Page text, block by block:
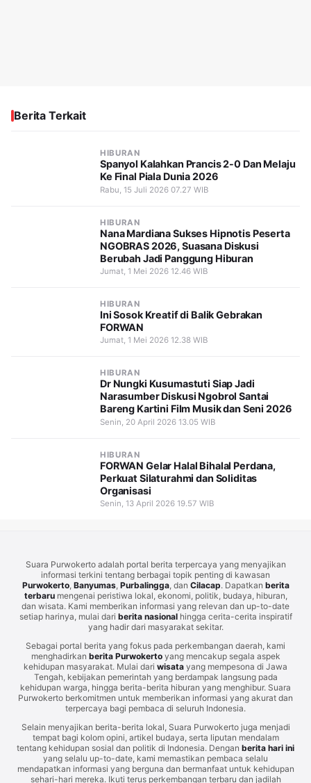
Berita Terkait
HIBURAN
Spanyol Kalahkan Prancis 2-0 Dan Melaju
Ke Final Piala Dunia 2026
Rabu, 15 Juli 2026 07.27 WIB
HIBURAN
Nana Mardiana Sukses Hipnotis Peserta
NGOBRAS 2026, Suasana Diskusi
Berubah Jadi Panggung Hiburan
Jumat, 1 Mei 2026 12.46 WIB
HIBURAN
Ini Sosok Kreatif di Balik Gebrakan
FORWAN
Jumat, 1 Mei 2026 12.38 WIB
HIBURAN
Dr Nungki Kusumastuti Siap Jadi
Narasumber Diskusi Ngobrol Santai
Bareng Kartini Film Musik dan Seni 2026
Senin, 20 April 2026 13.05 WIB
HIBURAN
FORWAN Gelar Halal Bihalal Perdana,
Perkuat Silaturahmi dan Soliditas
Organisasi
Senin, 13 April 2026 19.57 WIB
Suara Purwokerto adalah portal berita terpercaya yang menyajikan
informasi terkini tentang berbagai topik penting di kawasan
Purwokerto, Banyumas, Purbalingga, dan Cilacap. Dapatkan berita
terbarumengenai peristiwa lokal, ekonomi, politik, budaya, hiburan,
dan wisata. Kami memberikan informasi yang relevan dan up-to-date
setiap harinya, mulai dari berita nasionalhingga cerita-cerita inspiratif
yang hadir dari masyarakat sekitar.
Sebagai portal berita yang fokus pada perkembangan daerah, kami
menghadirkan berita Purwokertoyang mencakup segala aspek
kehidupan masyarakat. Mulai dari wisata yang mempesona di Jawa
Tengah, kebijakan pemerintah yang berdampak langsung pada
kehidupan warga, hingga berita-berita hiburan yang menghibur. Suara
Purwokerto berkomitmen untuk memberikan informasi yang akurat dan
terpercaya bagi pembaca di seluruh Indonesia.
Selain menyajikan berita-berita lokal, Suara Purwokerto juga menjadi
tempat bagi kolom opini, artikel budaya, serta liputan mendalam
tentang kehidupan sosial dan politik di Indonesia. Dengan berita hari ini
yang selalu up-to-date, kami memastikan pembaca selalu
mendapatkan informasi yang berguna dan bermanfaat untuk kehidupan
sehari-hari mereka. Ikuti terus perkembangan terbaru dan jadilah